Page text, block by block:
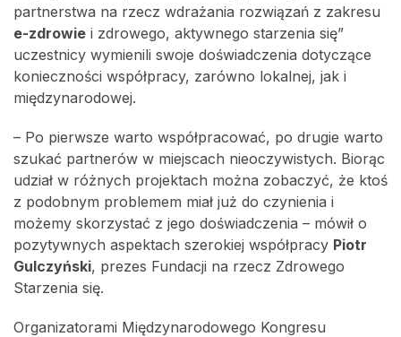
partnerstwa na rzecz wdrażania rozwiązań z zakresu
e-zdrowie i zdrowego, aktywnego starzenia się”
uczestnicy wymienili swoje doświadczenia dotyczące
konieczności współpracy, zarówno lokalnej, jak i
międzynarodowej.
– Po pierwsze warto współpracować, po drugie warto
szukać partnerów w miejscach nieoczywistych. Biorąc
udział w różnych projektach można zobaczyć, że ktoś
z podobnym problemem miał już do czynienia i
możemy skorzystać z jego doświadczenia – mówił o
pozytywnych aspektach szerokiej współpracy Piotr
Gulczyński, prezes Fundacji na rzecz Zdrowego
Starzenia się.
Organizatorami Międzynarodowego Kongresu